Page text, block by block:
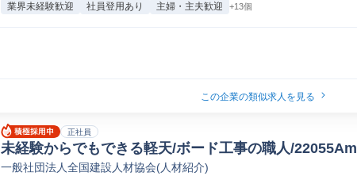
業界未経験歓迎 社員登用あり 主婦・主夫歓迎 +13個
この企業の類似求人を見る
正社員
未経験からでもできる軽天/ボード工事の職人/22055Am
一般社団法人全国建設人材協会(人材紹介)